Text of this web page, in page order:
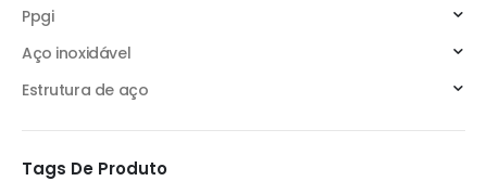
Ppgi
Aço inoxidável
Estrutura de aço
Tags De Produto